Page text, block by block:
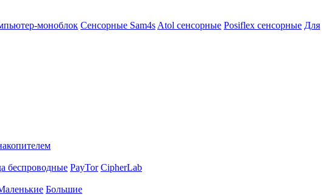
моноблок Сенсорные Sam4s Atol сенсорные Posiflex сенсорные Для
беспроводные PayTor CipherLab
Большие